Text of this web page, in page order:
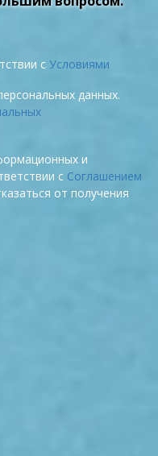
с Условиями
данных.
и
с Соглашением
от получения